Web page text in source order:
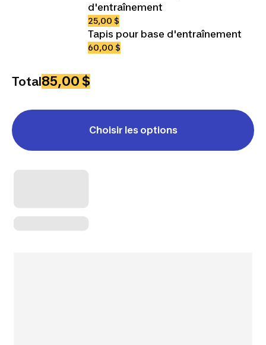
d'entraînement
25,00 $
Tapis pour base d'entraînement
60,00 $
Total85,00 $
Choisir les options